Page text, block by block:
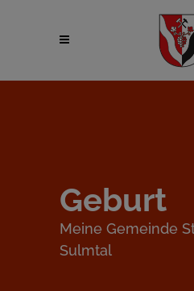
Geburt
Meine Gemeinde
Sulmtal